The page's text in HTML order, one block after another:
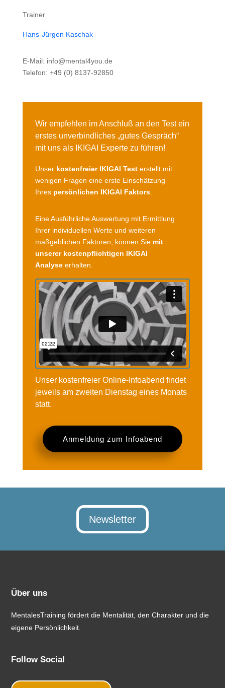
Trainer
Hans-Jürgen Kaschak
E-Mail: info@mental4you.de
Telefon: +49 (0) 8137-92850
Wir empfehlen im Anschluß an den Test ein
erstes unverbindliches „gutes Gespräch“
mit uns als IKIGAI Experte zu führen!
Unser kostenfreier IKIGAI Testerstellt mit
wenigen Fragen eine erste Einschätzung
Ihres persönlichen IKIGAI Faktors.
Eine Ausführliche Auswertung mit Ermittlung
Ihrer individuellen Werte und weiteren
maßgeblichen Faktoren, können Sie mit
unserer kostenpflichtigen IKIGAI
Analyseerhalten.
Unser kostenfreier Online-Infoabend findet
jeweils am zweiten Dienstag eines Monats
statt.
Anmeldung zum Infoabend
Newsletter
Über uns
MentalesTraining fördert die Mentalität, den Charakter und die
eigene Persönlichkeit.
Follow Social